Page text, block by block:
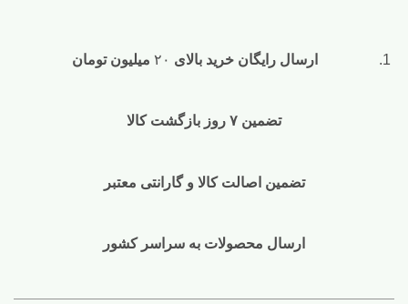
ارسال رایگان خرید بالای میلیون تومان
تضمین ۷ روز بازگشت کالا
تضمین اصالت کالا و گارانتی معتبر
ارسال محصولات به سراسر کشور